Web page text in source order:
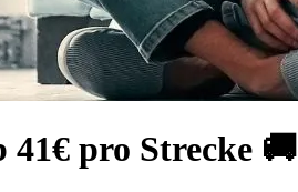
41€ pro Strecke 🚚